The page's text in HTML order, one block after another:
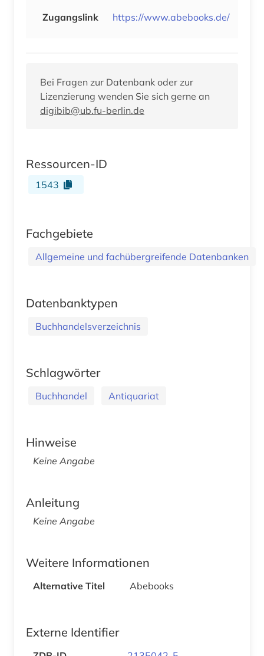
Zugangslink
https://www.abebooks.de/
Bei Fragen zur Datenbank oder zur
Lizenzierung wenden Sie sich gerne an
digibib@ub.fu-berlin.de
Ressourcen-ID
1543
Fachgebiete
Allgemeine und fachübergreifende Datenbanken
Datenbanktypen
Buchhandelsverzeichnis
Schlagwörter
Buchhandel Antiquariat
Hinweise
Keine Angabe
Anleitung
Keine Angabe
Weitere Informationen
Alternative Titel Abebooks
Externe Identifier